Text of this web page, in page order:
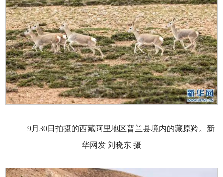
9月30日拍摄的西藏阿里地区普兰县境内的藏原羚。新
华网发 刘晓东 摄